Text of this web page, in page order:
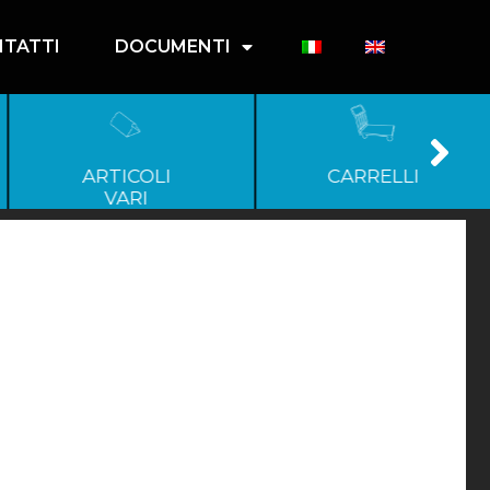
DOCUMENTI
ARTICOLI
VARI
CARRELLI